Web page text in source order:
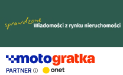
PARTNER